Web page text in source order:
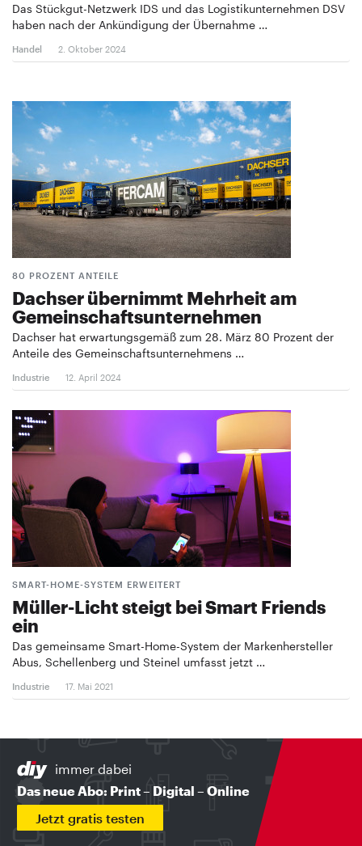
Das Stückgut-Netzwerk IDS und das Logistikunternehmen DSV
haben nach der Ankündigung der Übernahme …
Handel 2. Oktober 2024
80 PROZENT ANTEILE
Dachser übernimmt Mehrheit am
Gemeinschaftsunternehmen
Dachser hat erwartungsgemäß zum 28. März 80 Prozent der
Anteile des Gemeinschaftsunternehmens …
Industrie 12. April 2024
SMART-HOME-SYSTEM ERWEITERT
Müller-Licht steigt bei Smart Friends
ein
Das gemeinsame Smart-Home-System der Markenhersteller
Abus, Schellenberg und Steinel umfasst jetzt …
Industrie 17. Mai 2021
immer dabei
Das neue Abo: Print – Digital – Online
Jetzt gratis testen